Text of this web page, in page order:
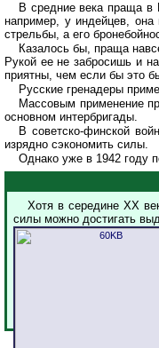
В средние века праща в
например, у индейцев, она
стрельбы, а его
Казалось бы, праща
Рукой ее не забросишь и
приятны, чем если бы это
Русские гренадеры
Массовым применение
основном интербригады.
В советско-финской
изрядно сэкономить силы.
Однако уже в 1942 году
Хотя в середине ХХ
силы можно достигать